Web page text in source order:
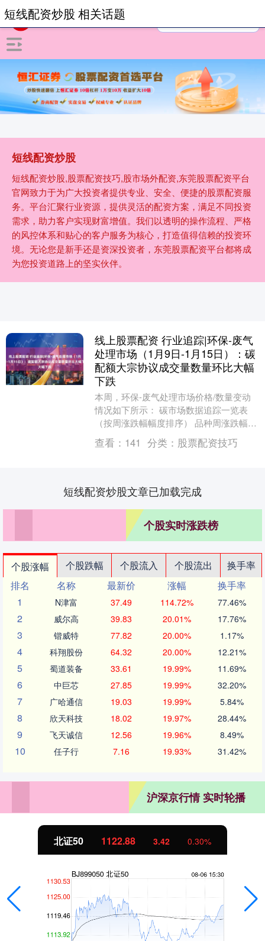
短线配资炒股
短线配资炒股,股票配资技巧,股市场外配资,东莞股票配资平台
官网致力于为广大投资者提供专业、安全、便捷的股票配资服
务。平台汇聚行业资源，提供灵活的配资方案，满足不同投资
需求，助力客户实现财富增值。我们以透明的操作流程、严格
的风控体系和贴心的客户服务为核心，打造值得信赖的投资环
境。无论您是新手还是资深投资者，东莞股票配资平台都将成
为您投资道路上的坚实伙伴。
短线配资炒股 相关话题
线上股票配资 行业追踪|环保-废气
处理市场（1月9日-1月15日）：碳
配额大宗协议成交量数量环比大幅
下跌
本周，环保-废气处理市场价格/数量变动
情况如下所示： 碳市场数据追踪一览表
（按周涨跌幅幅度排序） 品种周涨跌幅
（%）月涨跌幅（%）日期价格/数量单位
碳配额大宗协....
查看： 141 分类： 股票配资技巧
短线配资炒股文章已加载完成
个股实时涨跌榜
个股涨幅 个股跌幅 个股流入 个股流出
换手率
排名
名称 最新价 涨幅
换手率
1
N津富 37.49 114.72% 77.46%
2 威尔高 39.83 20.01% 17.76%
3 锴威特 77.82 20.00% 1.17%
4 科翔股份 64.32 20.00% 12.21%
5 蜀道装备 33.61 19.99% 11.69%
6 中巨芯 27.85 19.99% 32.20%
7 广哈通信 19.03 19.99% 5.84%
8 欣天科技 18.02 19.97% 28.44%
9 飞天诚信 12.56 19.96% 8.49%
10 任子行 7.16 19.93% 31.42%
沪深京行情 实时轮播
北证50 1122.88 3.42 0.30%